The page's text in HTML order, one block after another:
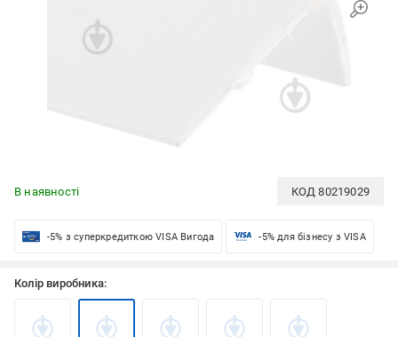
В наявності КОД80219029
-5% з суперкредиткою VISA Вигода -5% для бізнесу з VISA
Колір виробника: